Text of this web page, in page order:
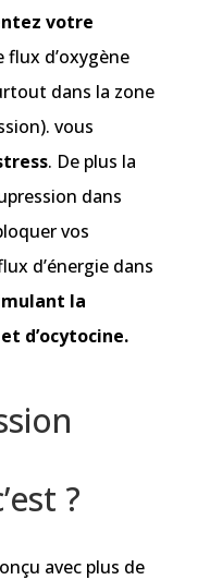
votre
flux d’oxygène
dans la zone
vous
. De plus la
dans
vos
d’énergie dans
la
d’ocytocine.
?
avec plus de